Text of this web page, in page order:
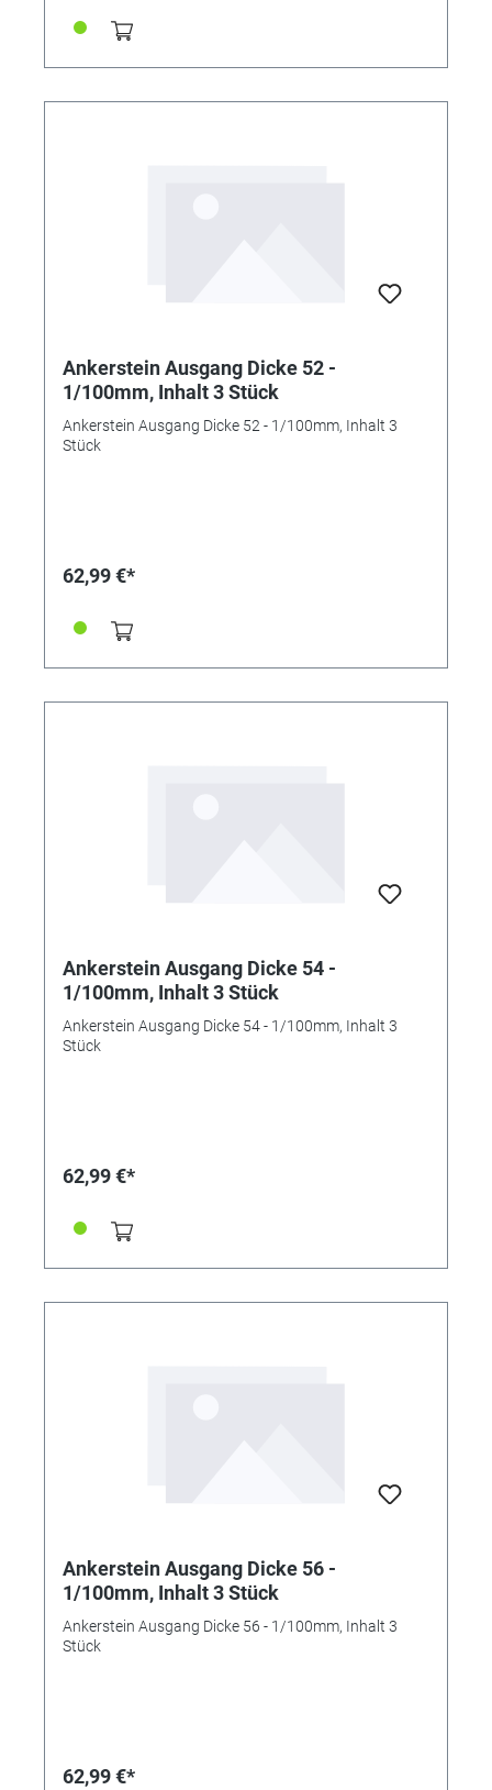
Ankerstein Ausgang Dicke 52 -
1/100mm, Inhalt 3 Stück
Ankerstein Ausgang Dicke 52 - 1/100mm, Inhalt 3
Stück
62,99 €*
Ankerstein Ausgang Dicke 54 -
1/100mm, Inhalt 3 Stück
Ankerstein Ausgang Dicke 54 - 1/100mm, Inhalt 3
Stück
62,99 €*
Ankerstein Ausgang Dicke 56 -
1/100mm, Inhalt 3 Stück
Ankerstein Ausgang Dicke 56 - 1/100mm, Inhalt 3
Stück
62,99 €*